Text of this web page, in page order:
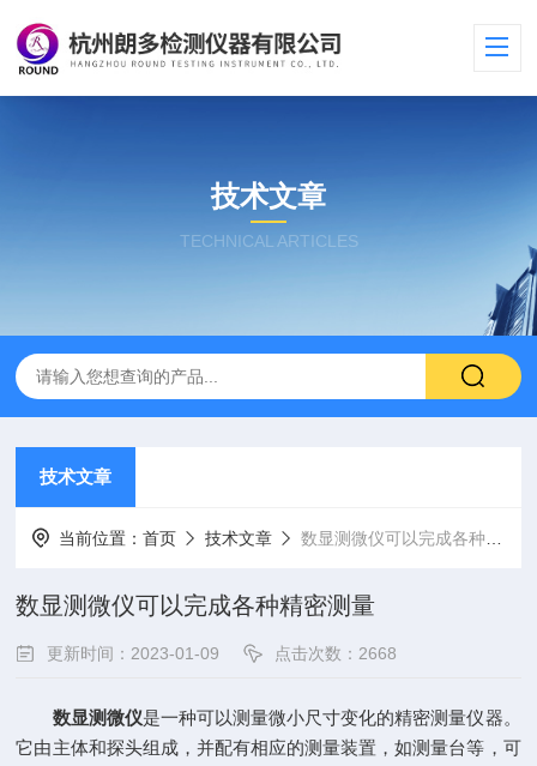
技术文章
TECHNICAL ARTICLES
技术文章
当前位置：首页 技术文章 数显测微仪可以完成各种精密测量
数显测微仪可以完成各种精密测量
更新时间：2023-01-09 点击次数：2668
数显测微仪是一种可以测量微小尺寸变化的精密测量仪器。
它由主体和探头组成，并配有相应的测量装置，如测量台等，可